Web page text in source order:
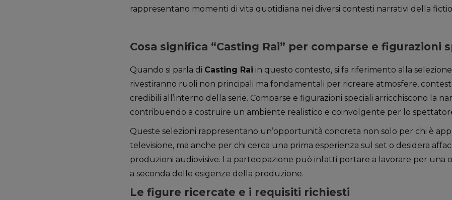
rappresentano momenti di vita quotidiana nei diversi contesti narrativi della
Cosa significa “Casting Rai” per comparse e figurazioni
Quando si parla di Casting Rai in questo contesto, si fa riferimento alla
rivestiranno ruoli non principali ma fondamentali per ricreare atmosfere,
credibili all’interno della serie. Comparse e figurazioni speciali arricchiscono la
contribuendo a costruire un ambiente realistico e coinvolgente per lo
Queste selezioni rappresentano un’opportunità concreta non solo per chi è
televisione, ma anche per chi cerca una prima esperienza sul set o desidera
produzioni audiovisive. La partecipazione può infatti portare a lavorare per una
a seconda delle esigenze della produzione.
Le figure ricercate e i requisiti richiesti